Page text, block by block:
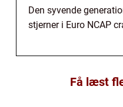
Den syvende
stjerner i Euro NCAP
Få læst